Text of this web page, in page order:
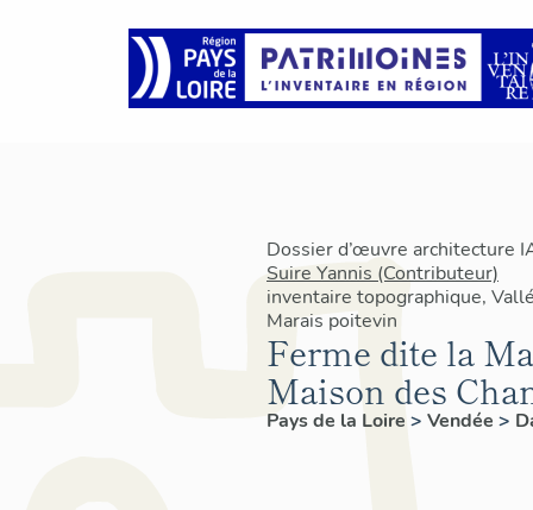
Dossier d’œuvre architecture
Suire Yannis (Contributeur)
inventaire topographique,
Marais poitevin
Ferme dite la
Maison des
Pays de la Loire > Vendée >